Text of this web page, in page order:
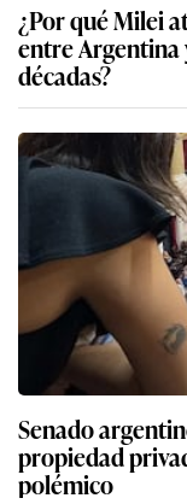
¿Por qué Milei
entre Argentina
décadas?
Senado
propiedad
polémico